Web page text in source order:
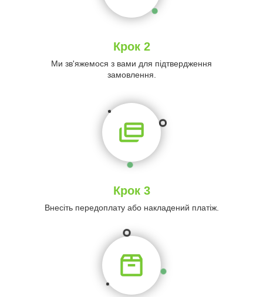
Крок 2
Ми зв'яжемося з вами для підтвердження
замовлення.
Крок 3
Внесіть передоплату або накладений платіж.